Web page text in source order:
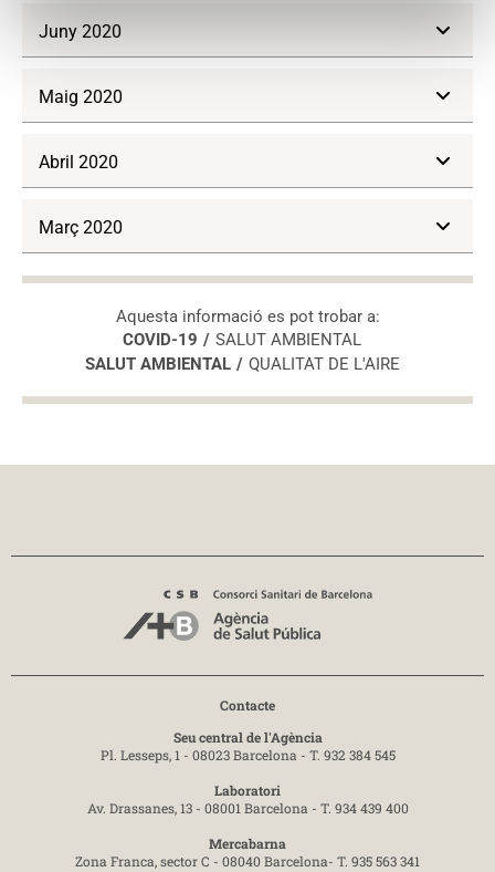
Juny 2020
Maig 2020
Abril 2020
Març 2020
Aquesta informació es pot trobar a:
COVID-19
SALUT AMBIENTAL
SALUT AMBIENTAL
QUALITAT DE L'AIRE
Contacte
Seu central de l'Agència
Pl. Lesseps, 1 - 08023 Barcelona - T. 932 384 545
Laboratori
Av. Drassanes, 13 - 08001 Barcelona - T. 934 439 400
Mercabarna
Zona Franca, sector C - 08040 Barcelona- T. 935 563 341